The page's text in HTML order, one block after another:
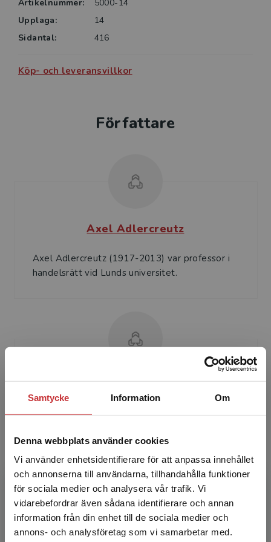
Samtycke Information Om
Denna webbplats använder cookies
Vi använder enhetsidentifierare för att anpassa innehållet
och annonserna till användarna, tillhandahålla funktioner
för sociala medier och analysera vår trafik. Vi
vidarebefordrar även sådana identifierare och annan
information från din enhet till de sociala medier och
annons- och analysföretag som vi samarbetar med.
Begränsad fraktregion
Artikelnummer:
5000-14
Upplaga:
14
Sidantal:
416
Köp- och leveransvillkor
Författare
Axel Adlercreutz
Axel Adlercreutz (1917-2013) var professor i
handelsrätt vid Lunds universitet.
Lars Gorton
Lars Gorton är professor emeritus i civilrätt vid
numera knuten till Stockholm Center for
Commercia...